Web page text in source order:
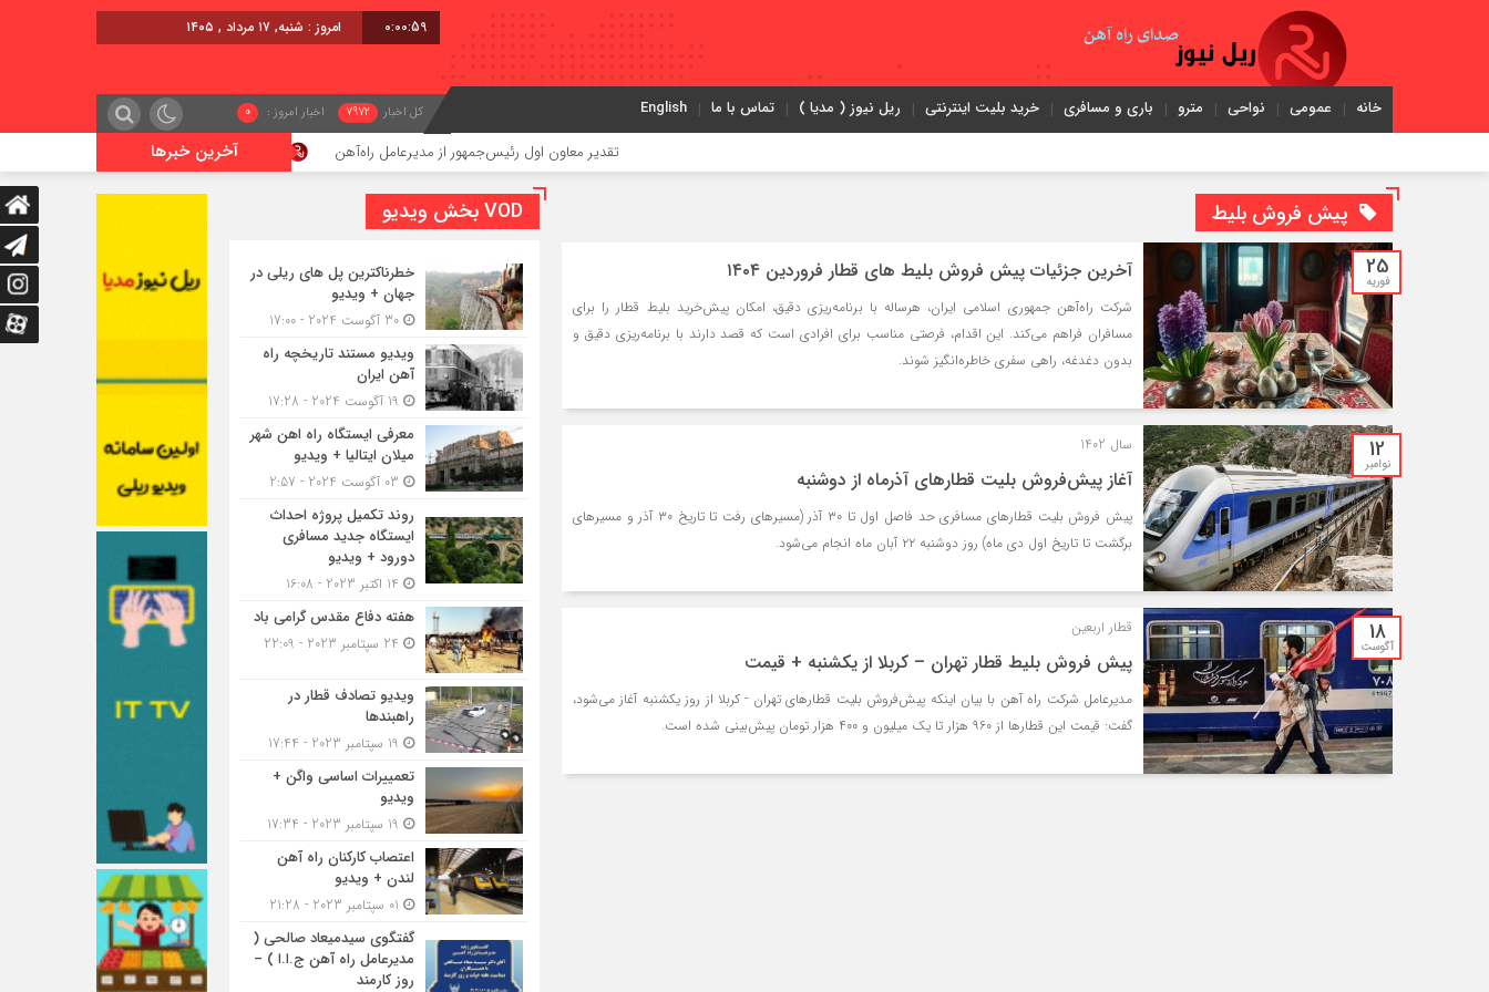
0:01:00 امروز : شنبه, ۱۷ مرداد , ۱۴۰۵
خانه عمومی نواحی مترو باری و مسافری خرید بلیت اینترنتی ریل نیوز ( مدیا ) تماس با ما English کل اخبار 7972 اخبار امروز : 0
آخرین خبرها تقدیر معاون اول رئیس‌جمهور از مدیرعامل راه‌آهن اعزام قطار فوق‌العاده کرمان – خرمشهر
پیش فروش بلیط
25
فوریه آخرین جزئیات پیش فروش بلیط های قطار فروردین ۱۴۰۴
شرکت راه‌آهن جمهوری اسلامی ایران، هرساله با برنامه‌ریزی دقیق، امکان پیش‌خرید بلیط قطار را برای
مسافران فراهم می‌کند. این اقدام، فرصتی مناسب برای افرادی است که قصد دارند با برنامه‌ریزی دقیق و
بدون دغدغه، راهی سفری خاطره‌انگیز شوند.
12
نوامبر
سال 1402
آغاز پیش‌فروش بلیت قطار‌های آذرماه از دوشنبه
پیش فروش بلیت قطار‌های مسافری حد فاصل اول تا ۳۰ آذر (مسیر‌های رفت تا تاریخ ۳۰ آذر و مسیر‌های
برگشت تا تاریخ اول دی ماه) روز دوشنبه ۲۲ آبان ماه انجام می‌شود.
18
آگوست
قطار اربعین
پیش فروش بلیط قطار تهران – کربلا از یکشنبه + قیمت
مدیرعامل شرکت راه آهن با بیان اینکه پیش‌فروش بلیت قطارهای تهران - کربلا از روز یکشنبه آغاز می‌شود،
گفت: قیمت این قطارها از ۹۶۰ هزار تا یک میلیون و ۴۰۰ هزار تومان پیش‌بینی شده است.
VOD بخش ویدیو
خطرناکترین پل های ریلی در
جهان + ویدیو
ویدیو مستند تاریخچه راه
آهن ایران
معرفی ایستگاه راه اهن شهر
میلان ایتالیا + ویدیو
روند تکمیل پروژه احداث
ایستگاه جدید مسافری
دورود + ویدیو
هفته دفاع مقدس گرامی باد
ویدیو تصادف قطار در
راهبندها
تعمییرات اساسی واگن +
ویدیو
اعتصاب کارکنان راه آهن
لندن + ویدیو
گفتگوی سیدمیعاد صالحی (
مدیرعامل راه آهن ج.ا.ا ) –
روز کارمند